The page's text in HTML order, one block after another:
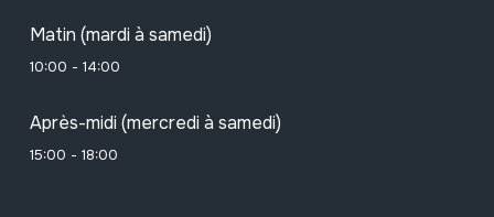
Matin (mardi à samedi)
10:00 - 14:00
Après-midi (mercredi à samedi)
15:00 - 18:00